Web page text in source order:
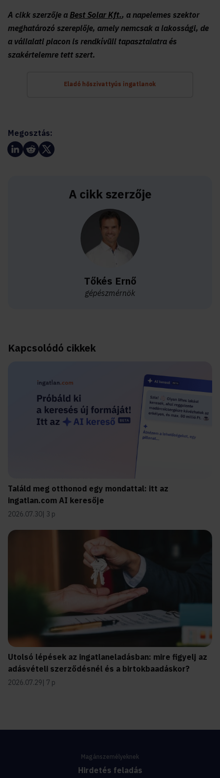
A cikk szerzője a Best Solar Kft., a napelemes szektor
meghatározó szereplője, amely nemcsak a lakossági, de
a vállalati piacon is rendkívüli tapasztalatra és
szakértelemre tett szert.
Eladó hőszivattyús ingatlanok
Megosztás:
A cikk szerzője
Tőkés Ernő
gépészmérnök
Kapcsolódó cikkek
Találd meg otthonod egy mondattal: itt az
ingatlan.com AI keresője
2026.07.30 3 p
Utolsó lépések az ingatlaneladásban: mire figyelj az
adásvételi szerződésnél és a birtokbaadáskor?
2026.07.29 7 p
Magánszemélyeknek
Hirdetés feladás